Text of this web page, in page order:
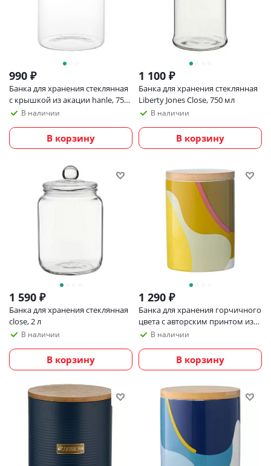
990 ₽
Банка для хранения стеклянная
с крышкой из акации hanle, 750
мл В наличии
В корзину
1 100 ₽
Банка для хранения стеклянная
Liberty Jones Close, 750 мл
В наличии
В корзину
1 590 ₽
Банка для хранения стеклянная
close, 2 л
В наличии
В корзину
1 290 ₽
Банка для хранения горчичного
цвета с авторским принтом из
коллекции freak fruit , 275мл
В наличии
В корзину